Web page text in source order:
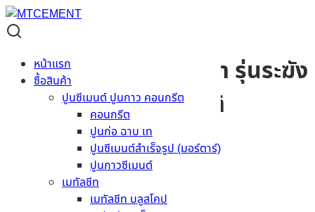
หน้าแรก
ซื้อสินค้า
ปูนซีเมนต์ ปูนกาว คอนกรีต
คอนกรีต
ปูนก่อ ฉาบ เท
ปูนซีเมนต์สำเร็จรูป (มอร์ตาร์)
ปูนกาวซีเมนต์
เมทัลชีท
เมทัลชีท บลูสโคป
Material Code:
ไม้เชิงชายน้ำหยดเฌอร่า รุ่นระฆัง
ทอง ลายสัก สีธรรมชาติ
0.8x15x30ซม.
ลายสัก